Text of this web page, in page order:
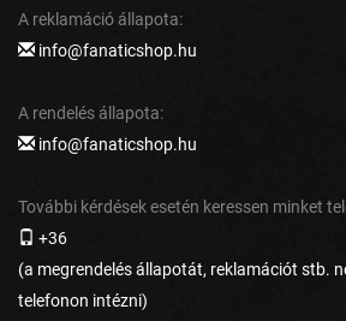
A reklamáció állapota:
info@fanaticshop.hu
A rendelés állapota:
info@fanaticshop.hu
További kérdések esetén keressen minket
+36
(a megrendelés állapotát, reklamációt stb.
telefonon intézni)